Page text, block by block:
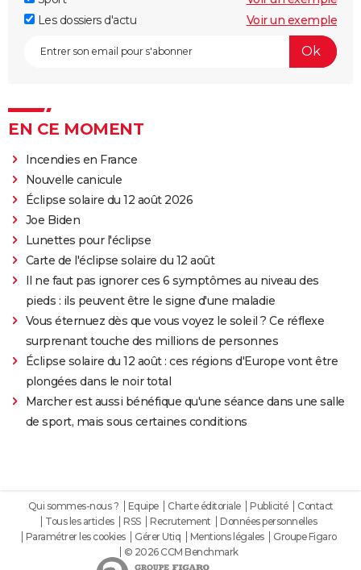
Les dossiers d'actu
Voir un exemple
EN CE MOMENT
Incendies en France
Nouvelle canicule
Éclipse solaire du 12 août 2026
Joe Biden
Lunettes pour l'éclipse
Carte de l'éclipse solaire du 12 août
Il ne faut pas ignorer ces 6 symptômes au niveau des
pieds : ils peuvent être le signe d'une maladie
Vous éternuez dès que vous voyez le soleil ? Ce réflexe
surprenant touche des millions de personnes
Éclipse solaire du 12 août : ces régions d'Europe vont être
plongées dans le noir total
Marcher est aussi bénéfique qu'une séance dans une salle
de sport, mais sous certaines conditions
Qui sommes-nous ? Equipe Charte éditoriale Publicité
Contact
Tous les articles
RSS Recrutement
Données personnelles
Paramétrer les cookies
Gérer Utiq Mentions légales
Groupe Figaro
© 2026 CCM Benchmark